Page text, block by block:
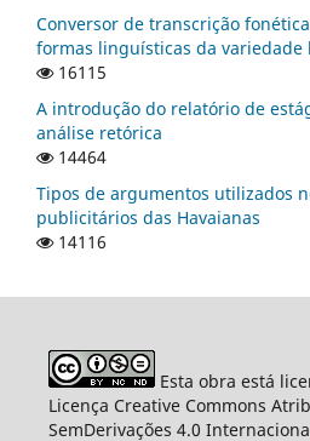
Conversor de transcrição
formas linguísticas da
16115
A introdução do relatório de
análise retórica
14464
Tipos de argumentos utilizados
publicitários das Havaianas
14116
Esta obra está
Licença Creative Commons
SemDerivações 4.0